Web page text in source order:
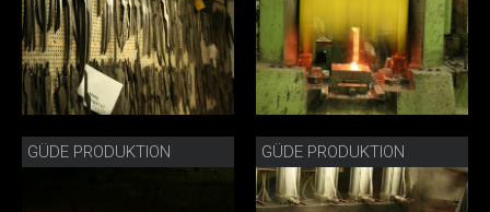
GÜDE PRODUKTION GÜDE PRODUKTION